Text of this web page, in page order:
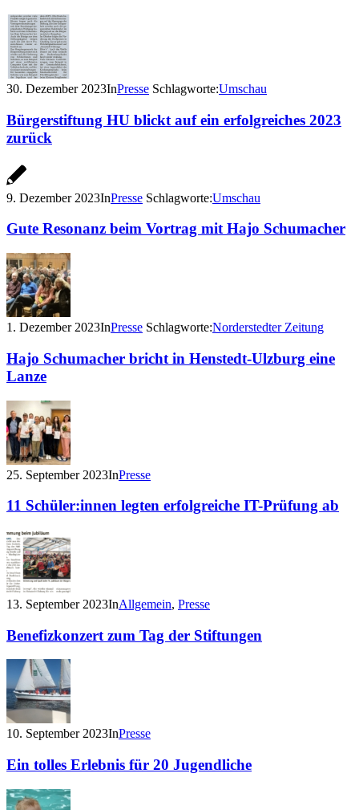
30. Dezember 2023InPresse Schlagworte:Umschau
Bürgerstiftung HU blickt auf ein erfolgreiches 2023
zurück
9. Dezember 2023InPresse Schlagworte:Umschau
Gute Resonanz beim Vortrag mit Hajo Schumacher
1. Dezember 2023InPresse Schlagworte:Norderstedter Zeitung
Hajo Schumacher bricht in Henstedt-Ulzburg eine
Lanze
25. September 2023InPresse
11 Schüler:innen legten erfolgreiche IT-Prüfung ab
13. September 2023InAllgemein, Presse
Benefizkonzert zum Tag der Stiftungen
10. September 2023InPresse
Ein tolles Erlebnis für 20 Jugendliche